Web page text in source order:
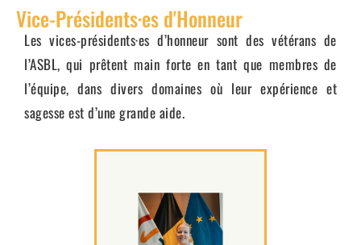
Vice-Présidents·es d'Honneur
Les vices-présidents·es d’honneur sont des vétérans de
l’ASBL, qui prêtent main forte en tant que membres de
l’équipe, dans divers domaines où leur expérience et
sagesse est d’une grande aide.